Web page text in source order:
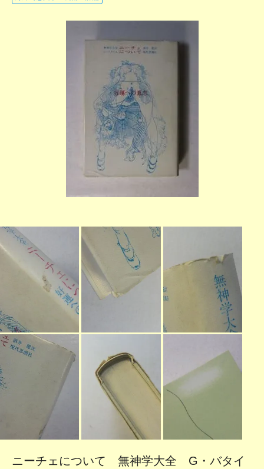
ニーチェについて 無神学大全 G・バタイ